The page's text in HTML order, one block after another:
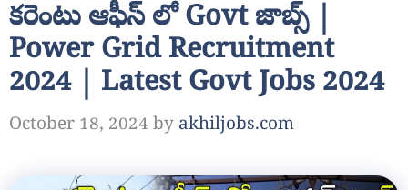
కరెంటు ఆఫీస్ లో Govt జాబ్స్ |
Power Grid Recruitment
2024 | Latest Govt Jobs 2024
October 18, 2024by akhiljobs.com